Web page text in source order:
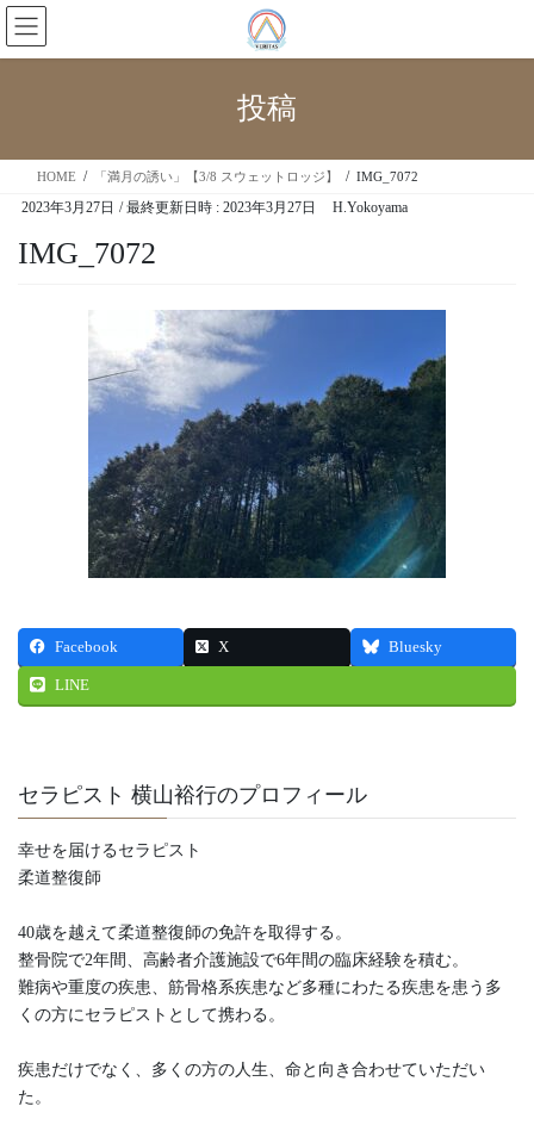
投稿
HOME 「満月の誘い」【3/8 スウェットロッジ】 IMG_7072
2023年3月27日 / 最終更新日時 : 2023年3月27日 H.Yokoyama
IMG_7072
Facebook X Bluesky
LINE
セラピスト 横山裕行のプロフィール
幸せを届けるセラピスト
柔道整復師
40歳を越えて柔道整復師の免許を取得する。
整骨院で2年間、高齢者介護施設で6年間の臨床経験を積む。
難病や重度の疾患、筋骨格系疾患など多種にわたる疾患を患う多
くの方にセラピストとして携わる。
疾患だけでなく、多くの方の人生、命と向き合わせていただい
た。